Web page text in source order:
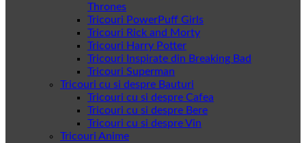
Thrones
Tricouri PowerPuff Girls
Tricouri Rick and Morty
Tricouri Harry Potter
Tricouri Inspirate din Breaking Bad
Tricouri Superman
Tricouri cu si despre Bauturi
Tricouri cu si despre Cafea
Tricouri cu si despre Bere
Tricouri cu si despre Vin
Tricouri Anime